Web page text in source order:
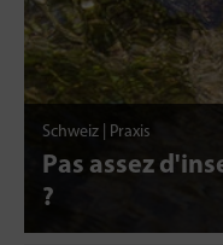
Schweiz | Praxis
Pas assez
?